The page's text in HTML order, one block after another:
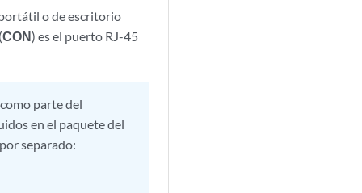
o de escritorio
CON) es el puerto RJ-45
parte del
en el paquete del
separado: